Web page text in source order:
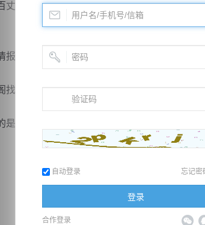
的阁楼组成，一座是交易日常物品情报的，
的一座。
乐子，但是去买情报到还是头一次。
个少女，身穿素裙，倒也长得可人儿，笑盈
（← 快捷键 上一章 回目录 下一章
自动登录 忘记密
登录
合作登录